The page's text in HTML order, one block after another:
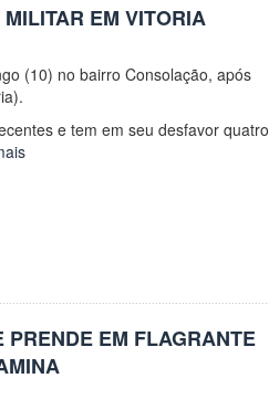
EM VITORIA
(10) no bairro Consolação, após
e tem em seu desfavor quatro
PRENDE EM FLAGRANTE